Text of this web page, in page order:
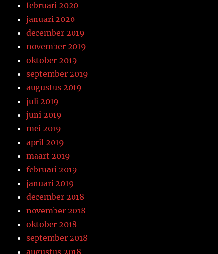
februari 2020
januari 2020
december 2019
november 2019
oktober 2019
september 2019
augustus 2019
juli 2019
juni 2019
mei 2019
april 2019
maart 2019
februari 2019
januari 2019
december 2018
november 2018
oktober 2018
september 2018
augustus 2018